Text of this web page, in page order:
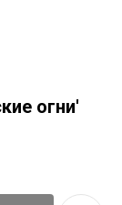
огни'